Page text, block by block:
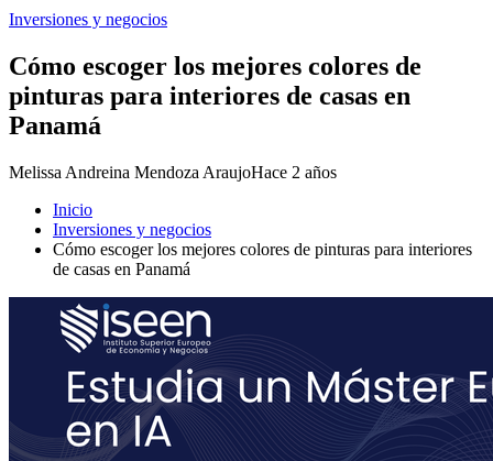
Inversiones y negocios
Cómo escoger los mejores colores de
pinturas para interiores de casas en
Panamá
Melissa Andreina Mendoza AraujoHace 2 años
Inicio
Inversiones y negocios
Cómo escoger los mejores colores de pinturas para interiores
de casas en Panamá